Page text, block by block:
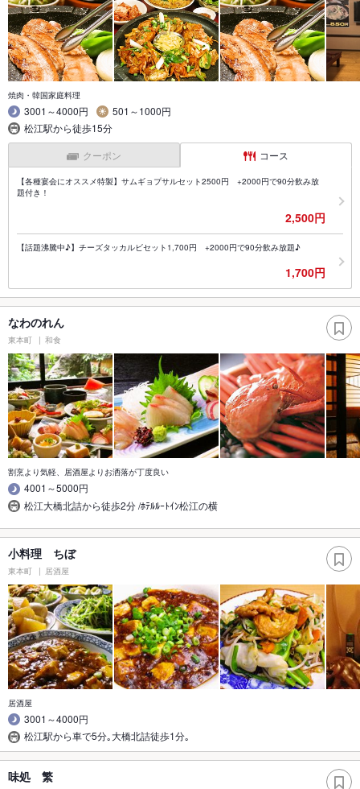
焼肉・韓国家庭料理
3001～4000円
501～1000円
松江駅から徒歩15分
クーポン コース
【各種宴会にオススメ特製】サムギョプサルセット2500円 +2000円で90分飲み放
題付き！
2,500円
【話題沸騰中♪】チーズタッカルビセット1,700円 +2000円で90分飲み放題♪
1,700円
なわのれん
東本町 和食
割烹より気軽、居酒屋よりお洒落が丁度良い
4001～5000円
松江大橋北詰から徒歩2分 /ﾎﾃﾙﾙｰﾄｲﾝ松江の横
小料理 ちぼ
東本町 居酒屋
居酒屋
3001～4000円
松江駅から車で5分｡大橋北詰徒歩1分｡
味処 繁